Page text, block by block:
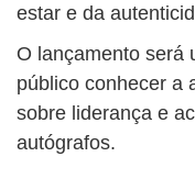
estar e da
O lançamento será
público conhecer a
sobre liderança e
autógrafos.